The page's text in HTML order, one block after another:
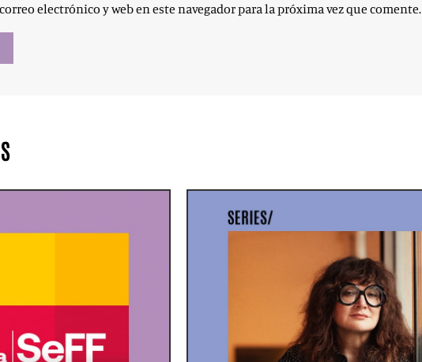
electrónico y web en este navegador para la próxima vez que comente.